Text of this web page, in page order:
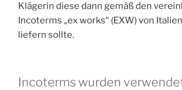
Klägerin diese dann gemäß den
Incoterms „ex works“ (EXW) von
liefern sollte.
Incoterms wurden